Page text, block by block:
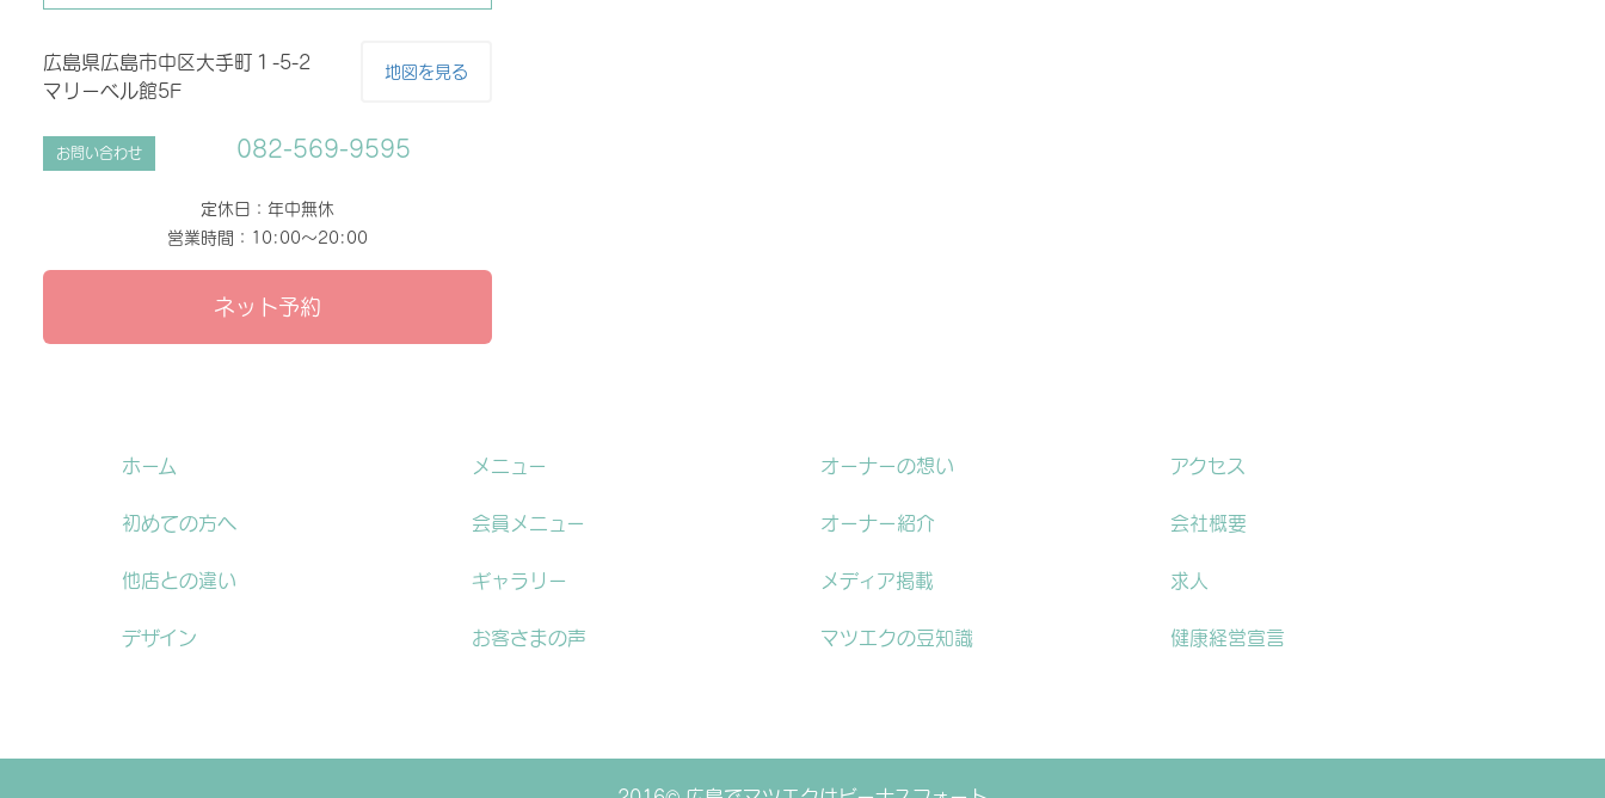
広島県広島市中区大手町１-5-2
マリーベル館5F
地図を見る
お問い合わせ 082-569-9595
定休日：年中無休
営業時間：10:00～20:00
ネット予約
ホーム
初めての方へ
他店との違い
デザイン
メニュー
会員メニュー
ギャラリー
お客さまの声
オーナーの想い
オーナー紹介
メディア掲載
マツエクの豆知識
アクセス
会社概要
求人
健康経営宣言